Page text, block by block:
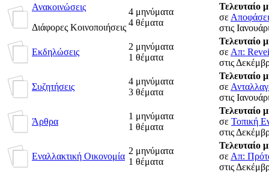
Ανακοινώσεις
Διάφορες Κοινοποιήσεις
4 μηνύματα
4 θέματα
Τελευταίο
σε
στις
Εκδηλώσεις
2 μηνύματα
1 θέματα
Τελευταίο
σε Απ:
στις
Συζητήσεις
4 μηνύματα
3 θέματα
Τελευταίο
σε
στις
Άρθρα
1 μηνύματα
1 θέματα
Τελευταίο
σε Τοπική
στις
Εναλλακτική Οικονομία
2 μηνύματα
1 θέματα
Τελευταίο
σε Απ:
στις